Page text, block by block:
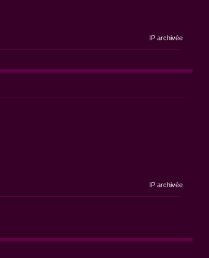
IP archivée
IP archivée